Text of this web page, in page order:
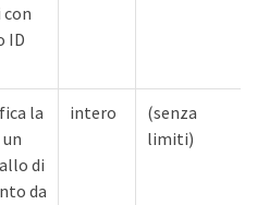
ID
la
di
da
intero
(senza
limiti)